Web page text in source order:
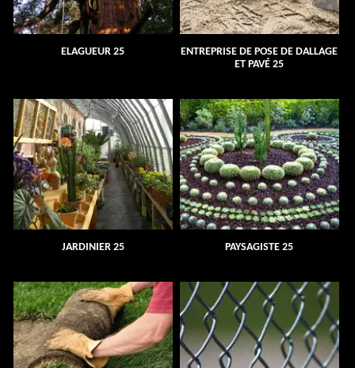
ELAGUEUR 25
ENTREPRISE DE POSE DE DALLAGE
ET PAVÉ 25
JARDINIER 25 PAYSAGISTE 25